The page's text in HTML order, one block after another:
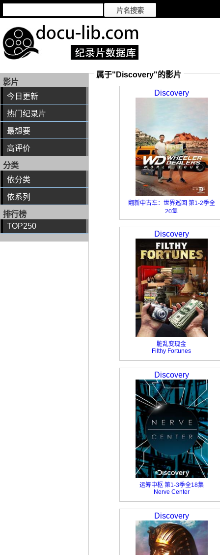
影片
今日更新
热门纪录片
最想要
高评价
分类
依分类
依系列
排行榜
TOP250
属于"Discovery"的影片
Discovery
翻新中古车：世界巡回 第1-2季全
20集
Wheeler Dealers World Tour
Discovery
脏乱变现金
Filthy Fortunes
Discovery
运筹中枢 第1-3季全18集
Nerve Center
Discovery